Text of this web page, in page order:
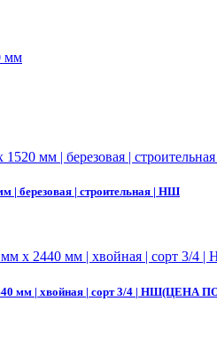
| березовая | строительная | НШ
мм | хвойная | сорт 3/4 | НШ(ЦЕНА